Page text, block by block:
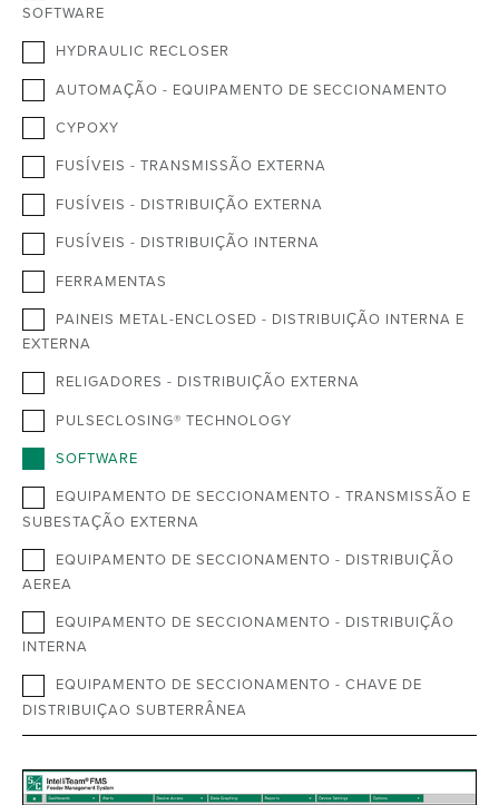
SOFTWARE
HYDRAULIC RECLOSER
AUTOMAÇÃO - EQUIPAMENTO DE SECCIONAMENTO
CYPOXY
FUSÍVEIS - TRANSMISSÃO EXTERNA
FUSÍVEIS - DISTRIBUIÇÃO EXTERNA
FUSÍVEIS - DISTRIBUIÇÃO INTERNA
FERRAMENTAS
PAINEIS METAL-ENCLOSED - DISTRIBUIÇÃO INTERNA E
EXTERNA
RELIGADORES - DISTRIBUIÇÃO EXTERNA
PULSECLOSING® TECHNOLOGY
SOFTWARE
EQUIPAMENTO DE SECCIONAMENTO - TRANSMISSÃO E
SUBESTAÇÃO EXTERNA
EQUIPAMENTO DE SECCIONAMENTO - DISTRIBUIÇÃO
AEREA
EQUIPAMENTO DE SECCIONAMENTO - DISTRIBUIÇÃO
INTERNA
EQUIPAMENTO DE SECCIONAMENTO - CHAVE DE
DISTRIBUIÇAO SUBTERRÂNEA